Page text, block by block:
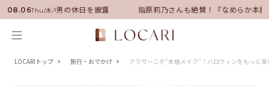
08.06Thu/木
就任！いい男の休日を披露 指原莉乃さんも絶賛！『なめらか本舗
LOCARIトップ 旅行・おでかけ アラサーこそ“本格メイク”！ハロウィンをもっと